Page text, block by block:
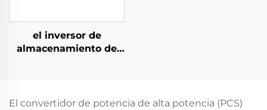
el inversor de
almacenamiento de
El convertidor de potencia de alta potencia (PCS)